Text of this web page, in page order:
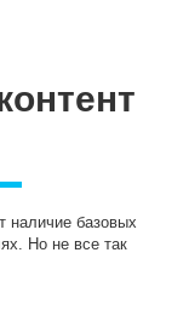
наличие базовых
Но не все так